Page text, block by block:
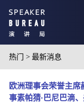
热门 > 最新消息
欧洲理事会荣誉主席
事素帕猜·巴尼巴滴